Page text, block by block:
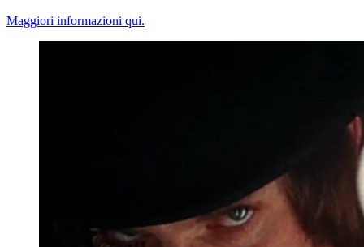
Maggiori informazioni qui.